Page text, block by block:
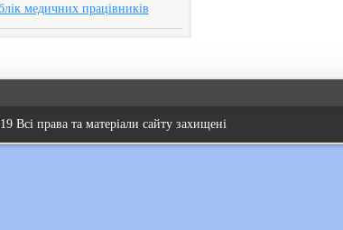
медичних працівників
Всі права та матеріали сайту захищені